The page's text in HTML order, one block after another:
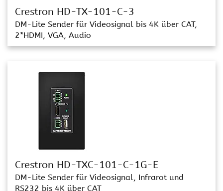
Crestron HD-TX-101-C-3
DM-Lite Sender für Videosignal bis 4K über CAT,
2*HDMI, VGA, Audio
Crestron HD-TXC-101-C-1G-E
DM-Lite Sender für Videosignal, Infrarot und
RS232 bis 4K über CAT